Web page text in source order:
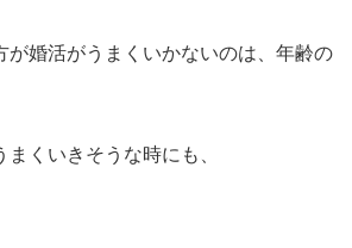
が婚活がうまくいかないのは、年齢の
くいきそうな時にも、